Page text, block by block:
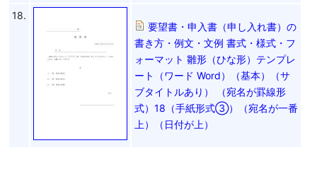
18.
要望書・申入書（申し入れ書）の
書き方・例文・文例 書式・様式・フ
ォーマット 雛形（ひな形）テンプレ
ート（ワード Word）（基本）（サ
ブタイトルあり） （宛名が罫線形
式）18（手紙形式③）（宛名が一番
上）（日付が上）